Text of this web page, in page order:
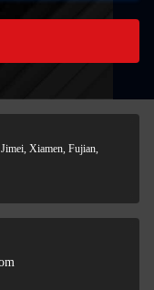
Xiamen, Fujian,